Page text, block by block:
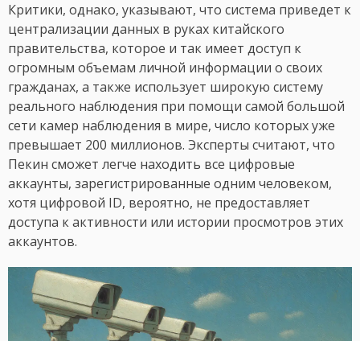
Критики, однако, указывают, что система приведет к
централизации данных в руках китайского
правительства, которое и так имеет доступ к
огромным объемам личной информации о своих
гражданах, а также использует широкую систему
реального наблюдения при помощи самой большой
сети камер наблюдения в мире, число которых уже
превышает 200 миллионов. Эксперты считают, что
Пекин сможет легче находить все цифровые
аккаунты, зарегистрированные одним человеком,
хотя цифровой ID, вероятно, не предоставляет
доступа к активности или истории просмотров этих
аккаунтов.